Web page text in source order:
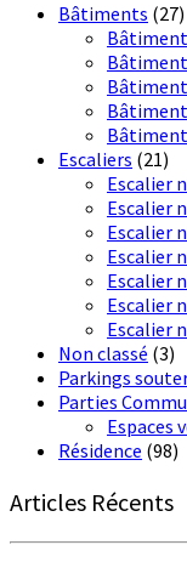
Bâtiments (27)
Escaliers (21)
Escalier
Escalier
Escalier
Escalier
Escalier
Escalier
Escalier
Non classé (3)
Parkings
Parties
Espaces
Résidence (98)
Articles Récents